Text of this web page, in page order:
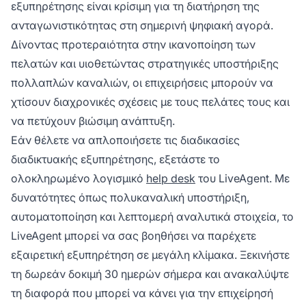
εξυπηρέτησης είναι κρίσιμη για τη διατήρηση της
ανταγωνιστικότητας στη σημερινή ψηφιακή αγορά.
Δίνοντας προτεραιότητα στην ικανοποίηση των
πελατών και υιοθετώντας στρατηγικές υποστήριξης
πολλαπλών καναλιών, οι επιχειρήσεις μπορούν να
χτίσουν διαχρονικές σχέσεις με τους πελάτες τους και
να πετύχουν βιώσιμη ανάπτυξη.
Εάν θέλετε να απλοποιήσετε τις διαδικασίες
διαδικτυακής εξυπηρέτησης, εξετάστε το
ολοκληρωμένο λογισμικό help desk του LiveAgent. Με
δυνατότητες όπως πολυκαναλική υποστήριξη,
αυτοματοποίηση και λεπτομερή αναλυτικά στοιχεία, το
LiveAgent μπορεί να σας βοηθήσει να παρέχετε
εξαιρετική εξυπηρέτηση σε μεγάλη κλίμακα. Ξεκινήστε
τη δωρεάν δοκιμή 30 ημερών σήμερα και ανακαλύψτε
τη διαφορά που μπορεί να κάνει για την επιχείρησή